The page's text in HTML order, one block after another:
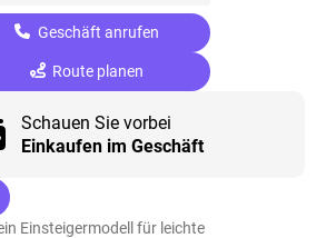
Geschäft anrufen
Route planen
Schauen Sie vorbei
Einkaufen im Geschäft
Einsteigermodell für leichte